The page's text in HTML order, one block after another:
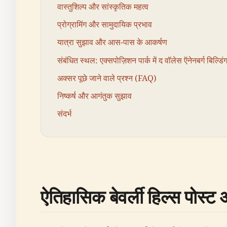
वास्तुशिल्प और सांस्कृतिक महत्व
प्रोग्रामिंग और सामुदायिक प्रभाव
यात्रा सुझाव और आस-पास के आकर्षण
संबंधित स्थल: एक्सपोज़िशन पार्क में द वॉलेस ऍनेनबर्ग बिल्डिंग
अक्सर पूछे जाने वाले प्रश्न (FAQ)
निष्कर्ष और आगंतुक सुझाव
संदर्भ
ऐतिहासिक बेवर्ली हिल्स